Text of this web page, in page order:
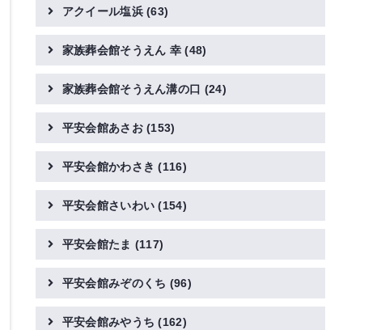
アクイール塩浜(63)
家族葬会館そうえん 幸(48)
家族葬会館そうえん溝の口 (24)
平安会館あさお(153)
平安会館かわさき(116)
平安会館さいわい(154)
平安会館たま (117)
平安会館みぞのくち (96)
平安会館みやうち(162)